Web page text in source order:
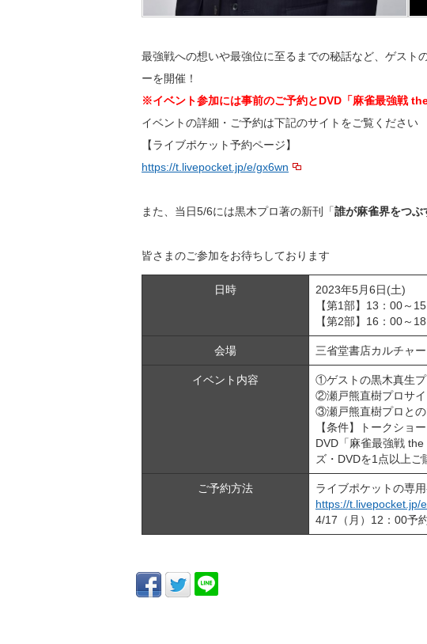
最強戦への想いや最強位に至るまでの秘話など、ゲスト
ーを開催！
※イベント参加には事前のご予約とDVD「麻雀最強戦
イベントの詳細・ご予約は下記のサイトをご覧ください
【ライブポケット予約ページ】
https://t.livepocket.jp/e/gx6wn
また、当日5/6には黒木プロ著の新刊「誰が麻雀界をつぶ
皆さまのご参加をお待ちしております
日時
2023年5月6日(土)
【第1部】13：00～
【第2部】16：00～
会場 三省堂書店カルチャ
イベント内容
①ゲストの黒木真生
②瀬戸熊直樹プロサ
③瀬戸熊直樹プロとの
【条件】トークショ
DVD「麻雀最強戦
ズ・DVDを1点以上ご
ご予約方法
ライブポケットの専
https://t.livepocket.jp/
4/17（月）12：00予